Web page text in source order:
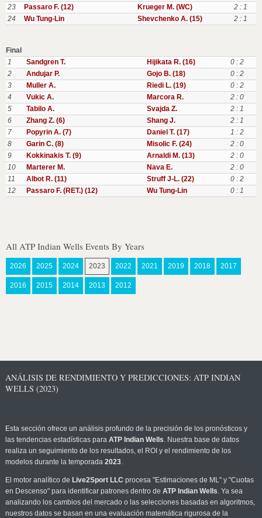
23 Passaro F. (12) Krueger M. (WC)
2 : 1
24
Wu Tung-Lin Shevchenko A. (15) 2 : 1
Final
1
Sandgren T. Hijikata R. (16)
0 : 2
2
Andujar P. Gojo B. (18)
0 : 2
3
Muller A. Riedi L. (19)
0 : 2
4
Vukic A. Marcora R.
2 : 0
5
Tabilo A. Svajda Z.
2 : 1
6
Zhang Z. (6) Shang J.
2 : 1
7
Popyrin A. (7) Daniel T. (17)
1 : 2
8
Garin C. (8) Misolic F. (24)
2 : 0
9
Kokkinakis T. (9) Arnaldi M. (13)
2 : 0
10
Marterer M. Nava E.
2 : 0
11
Albot R. (11) Struff J-L. (22)
0 : 2
12
Passaro F. (RET.) (12) Wu Tung-Lin 0 : 1
All ATP Indian Wells Events By Years
2026 2025 2024 2023 2022 2021 2019 2018 2017
2016 2015 2014 2013 2012
ANÁLISIS DE RENDIMIENTO Y PREDICCIONES: ATP INDIAN
WELLS (2023)
Esta sección ofrece un análisis profundo de la precisión de los pronósticos y
las tendencias estadísticas para ATP Indian Wells. Nuestra base de datos
realiza un seguimiento de los resultados, el ROI y el rendimiento de los
modelos durante la temporada 2023.
El motor analítico de Live2Sport LLC procesa "Estimaciones de ML" y "Cuotas
en Descenso" para identificar patrones dentro de ATP Indian Wells. Ya sea
analizando los cambios del mercado o las selecciones basadas en algoritmos,
nuestros datos se basan en una evaluación matemática rigurosa de la